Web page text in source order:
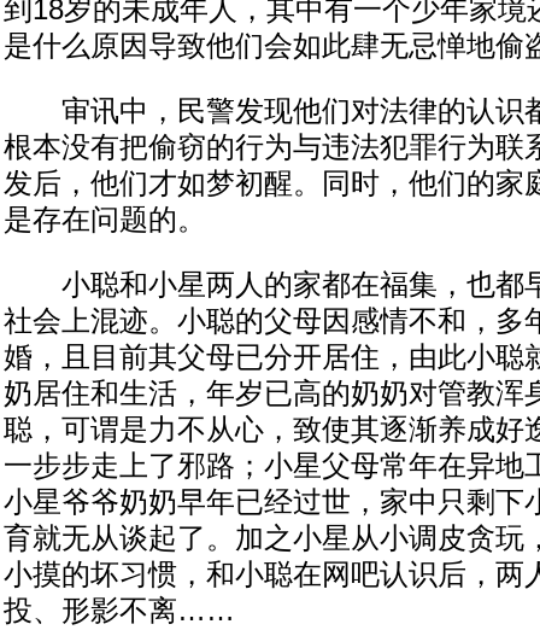
到18岁的未成年人，其中有一个少年家境
是什么原因导致他们会如此肆无忌惮地偷
审讯中，民警发现他们对法律的认识
根本没有把偷窃的行为与违法犯罪行为联
发后，他们才如梦初醒。同时，他们的家
是存在问题的。
小聪和小星两人的家都在福集，也都
社会上混迹。小聪的父母因感情不和，多
婚，且目前其父母已分开居住，由此小聪
奶居住和生活，年岁已高的奶奶对管教浑
聪，可谓是力不从心，致使其逐渐养成好
一步步走上了邪路；小星父母常年在异地
小星爷爷奶奶早年已经过世，家中只剩下
育就无从谈起了。加之小星从小调皮贪玩
小摸的坏习惯，和小聪在网吧认识后，两
投、形影不离……